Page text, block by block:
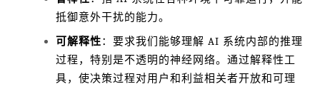
抵御意外干扰的能力。
可解释性：要求我们能够理解 AI 系统内部的推理
过程，特别是不透明的神经网络。通过解释性工
具，使决策过程对用户和利益相关者开放和可理